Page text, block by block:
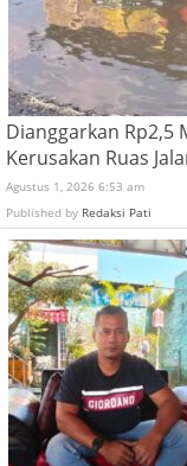
Dianggarkan Rp2,5
Kerusakan Ruas
Agustus 1, 2026 6:53 am
Published by Redaksi Pati